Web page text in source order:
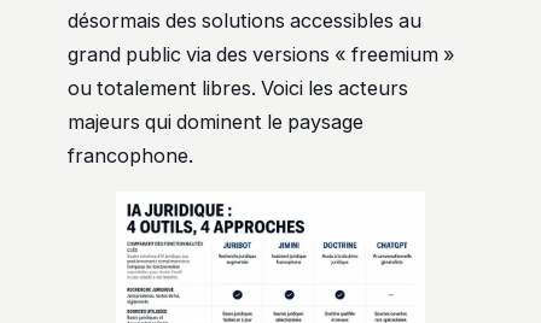
désormais des solutions accessibles au
grand public via des versions « freemium »
ou totalement libres. Voici les acteurs
majeurs qui dominent le paysage
francophone.